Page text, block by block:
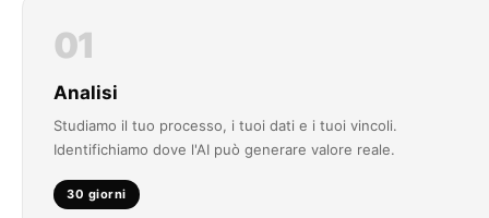
01
Analisi
Studiamo il tuo processo, i tuoi dati e i tuoi vincoli.
Identifichiamo dove l'AI può generare valore reale.
30 giorni